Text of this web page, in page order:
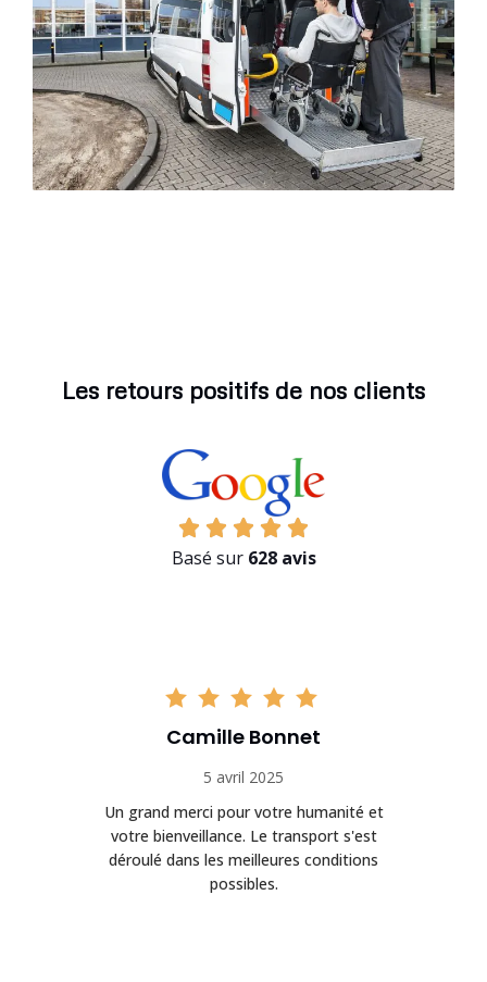
Les retours positifs de nos clients
Basé sur 628 avis
Camille Bonnet
5 avril 2025
Un grand merci pour votre humanité et
votre bienveillance. Le transport s'est
déroulé dans les meilleures conditions
possibles.